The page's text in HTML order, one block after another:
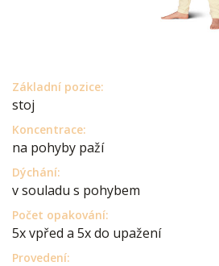
Základní pozice:
stoj
Koncentrace:
na pohyby paží
Dýchání:
v souladu s pohybem
Počet opakování:
5x vpřed a 5x do upažení
Provedení: